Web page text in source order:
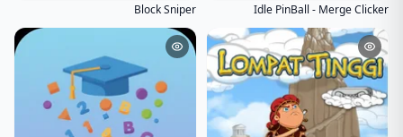
Idle PinBall - Merge Clicker
Block Sniper